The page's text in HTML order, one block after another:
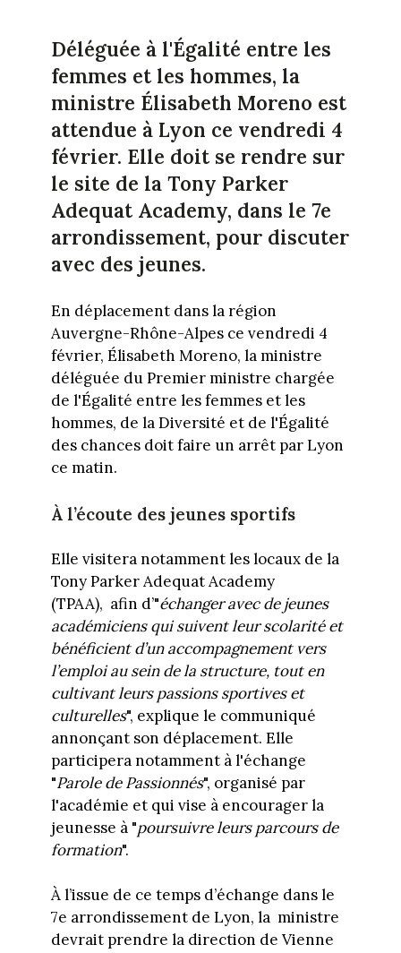
Déléguée à l'Égalité entre les
femmes et les hommes, la
ministre Élisabeth Moreno est
attendue à Lyon ce vendredi 4
février. Elle doit se rendre sur
le site de la Tony Parker
Adequat Academy, dans le 7e
arrondissement, pour discuter
avec des jeunes.
En déplacement dans la région
Auvergne-Rhône-Alpes ce vendredi 4
février, Élisabeth Moreno, la ministre
déléguée du Premier ministre chargée
de l'Égalité entre les femmes et les
hommes, de la Diversité et de l'Égalité
des chances doit faire un arrêt par Lyon
ce matin.
À l’écoute des jeunes sportifs
Elle visitera notamment les locaux de la
Tony Parker Adequat Academy
(TPAA), afin d’"échanger avec de jeunes
académiciens qui suivent leur scolarité et
bénéficient d’un accompagnement vers
l’emploi au sein de la structure, tout en
cultivant leurs passions sportives et
culturelles", explique le communiqué
annonçant son déplacement. Elle
participera notamment à l'échange
"Parole de Passionnés", organisé par
l'académie et qui vise à encourager la
jeunesse à "poursuivre leurs parcours de
formation".
À l’issue de ce temps d’échange dans le
7e arrondissement de Lyon, la ministre
devrait prendre la direction de Vienne